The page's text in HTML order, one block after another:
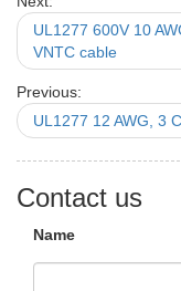
UL1277 600V 10
VNTC cable
Previous:
UL1277 12 AWG, 3
Contact us
Name